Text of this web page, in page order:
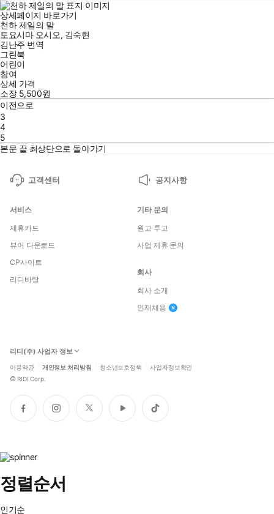
상세페이지 바로가기
천하 제일의 말
토요시마 오시오, 김숙현
김난주 번역
그린북
어린이
참여
상세 가격
소장 5,500원
이전으로
3
4
5
본문 끝 최상단으로 돌아가기
고객센터 공지사항
서비스
제휴카드
뷰어 다운로드
CP사이트
리디바탕
기타 문의
원고 투고
사업 제휴 문의
회사
회사 소개
인재채용
리디(주) 사업자 정보
이용약관 개인정보 처리방침 청소년보호정책 사업자정보확인
© RIDI Corp.
페
이
인
스
트
위
유
튜
틱
톡
정렬순서
인기순